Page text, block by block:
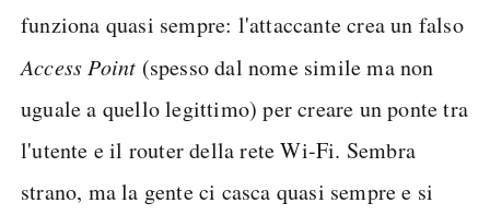
funziona quasi sempre: l'attaccante crea un falso
Access Point (spesso dal nome simile ma non
uguale a quello legittimo) per creare un ponte tra
l'utente e il router della rete Wi-Fi. Sembra
strano, ma la gente ci casca quasi sempre e si